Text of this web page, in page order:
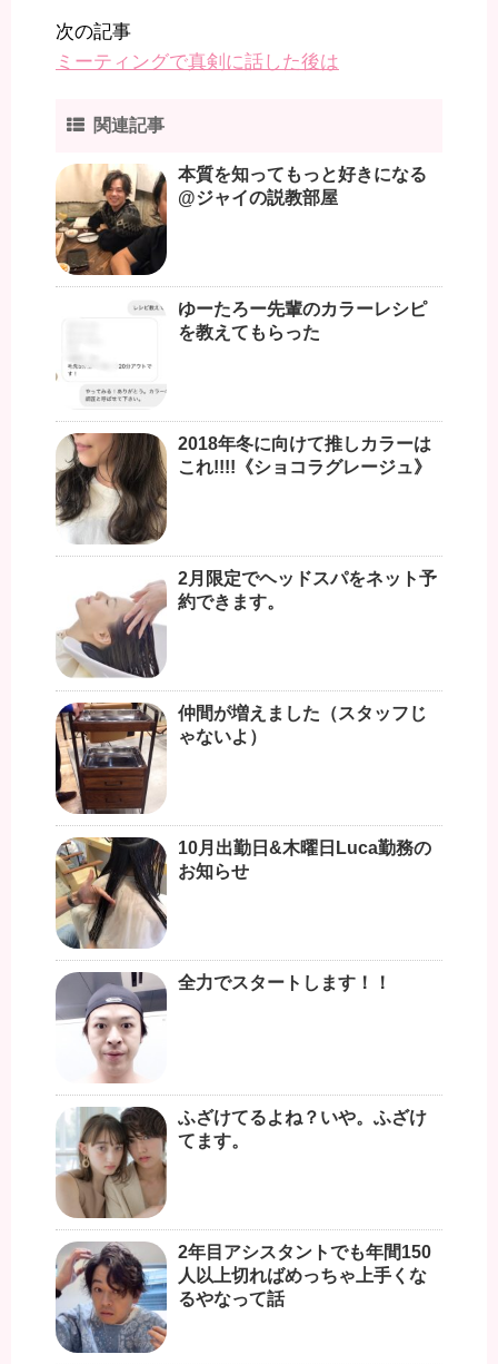
次の記事
ミーティングで真剣に話した後は
関連記事
本質を知ってもっと好きになる
@ジャイの説教部屋
ゆーたろー先輩のカラーレシピ
を教えてもらった
2018年冬に向けて推しカラーは
これ!!!!《ショコラグレージュ》
2月限定でヘッドスパをネット予
約できます。
仲間が増えました（スタッフじ
ゃないよ）
10月出勤日&木曜日Luca勤務の
お知らせ
全力でスタートします！！
ふざけてるよね？いや。ふざけ
てます。
2年目アシスタントでも年間150
人以上切ればめっちゃ上手くな
るやなって話